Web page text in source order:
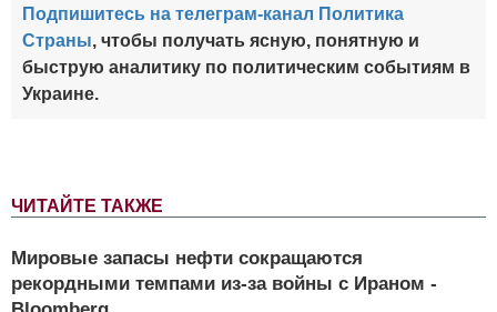
ЧИТАЙТЕ ТАКЖЕ
Мировые запасы нефти сокращаются
рекордными темпами из-за войны с Ираном -
Подпишитесь на телеграм-канал Политика
Страны, чтобы получать ясную, понятную и
быструю аналитику по политическим событиям в
Украине.